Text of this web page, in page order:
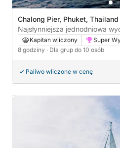
Chalong Pier, Phuket, Thailand
Najsłynniejsza jednodniowa
gdzie można podziwiać
Kapitan wliczony Super
8 godziny · Dla grup do 10 osób
Paliwo wliczone w cenę